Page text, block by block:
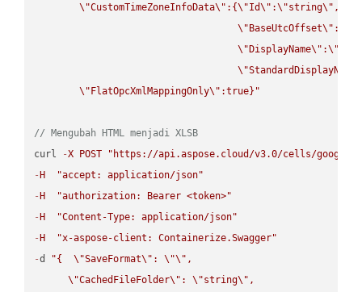
\"CustomTimeZoneInfoData\" :{\"Id\" :\"string\" ,
\" BaseUtcOffset\" :
\" DisplayName\" :\"
\"StandardDisplayName
\" FlatOpcXmlMappingOnly\" :true}"
// Mengubah HTML menjadi XLSB
curl
-X POST
"https://api.aspose.cloud/v3.0/cells/
- H
"accept: application/json"
- H
"authorization: Bearer <token>"
- H
"Content-Type: application/json"
- H
"x-aspose-client: Containerize.Swagger"
-d "{ \"SaveFormat\" : \"\" ,
\"CachedFileFolder\" : \"string\" ,